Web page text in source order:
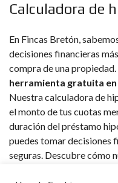
Calculadora de
En Fincas Bretón,
decisiones financieras
compra de una
herramienta gratuita
Nuestra calculadora de
el monto de tus cuotas
duración del préstamo
puedes tomar decisiones
seguras. Descubre cómo